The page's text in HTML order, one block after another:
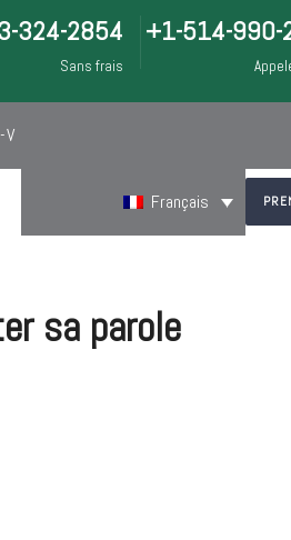
324-2854
Sans frais
+1-514-990-
V
Français
sa parole